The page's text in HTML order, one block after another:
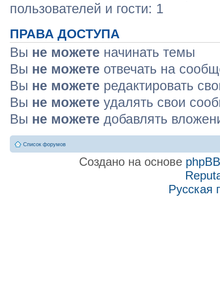
пользователей и гости: 1
ПРАВА ДОСТУПА
Вы не можете начинать темы
Вы не можете отвечать на
Вы не можете редактировать
Вы не можете удалять свои
Вы не можете добавлять
Список форумов
Создано на основе phpBB
Русская